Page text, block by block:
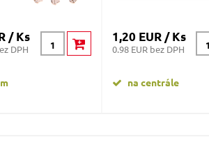
/ Ks
DPH
1,20 EUR / Ks
0.98 EUR bez DPH
na centrále